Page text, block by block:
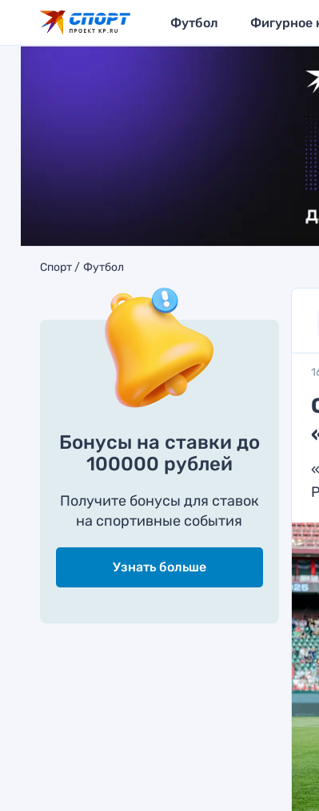
Футбол Фигурное
Спорт Футбол
Бонусы на ставки до
100000 рублей
Получите бонусы для ставок
на спортивные события
Узнать больше